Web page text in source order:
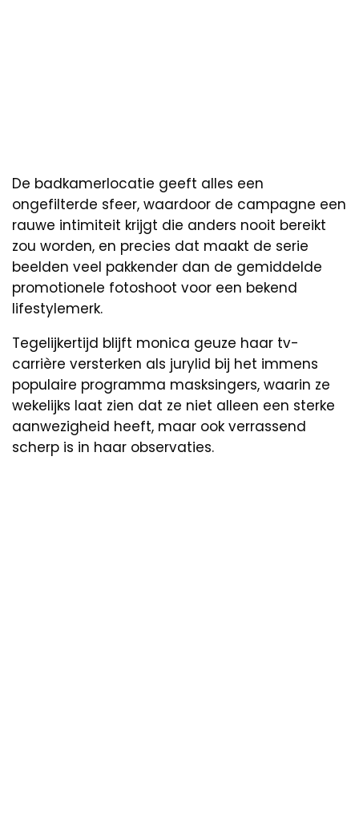
De badkamerlocatie geeft alles een
ongefilterde sfeer, waardoor de campagne een
rauwe intimiteit krijgt die anders nooit bereikt
zou worden, en precies dat maakt de serie
beelden veel pakkender dan de gemiddelde
promotionele fotoshoot voor een bekend
lifestylemerk.
Tegelijkertijd blijft monica geuze haar tv-
carrière versterken als jurylid bij het immens
populaire programma masksingers, waarin ze
wekelijks laat zien dat ze niet alleen een sterke
aanwezigheid heeft, maar ook verrassend
scherp is in haar observaties.